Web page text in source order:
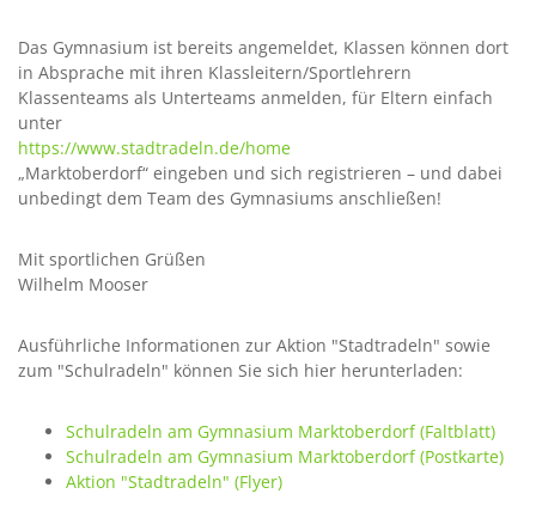
Das Gymnasium ist bereits angemeldet, Klassen können dort
in Absprache mit ihren Klassleitern/Sportlehrern
Klassenteams als Unterteams anmelden, für Eltern einfach
unter
https://www.stadtradeln.de/home
„Marktoberdorf“ eingeben und sich registrieren – und dabei
unbedingt dem Team des Gymnasiums anschließen!
Mit sportlichen Grüßen
Wilhelm Mooser
Ausführliche Informationen zur Aktion "Stadtradeln" sowie
zum "Schulradeln" können Sie sich hier herunterladen:
Schulradeln am Gymnasium Marktoberdorf (Faltblatt)
Schulradeln am Gymnasium Marktoberdorf (Postkarte)
Aktion "Stadtradeln" (Flyer)